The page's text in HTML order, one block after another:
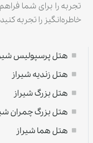
تجربه را برای شما
خاطره‌انگیز را تجربه
هتل پرسپولیس
هتل زندیه شیراز
هتل بزرگ شیراز
هتل بزرگ چمران
هتل هما شیراز